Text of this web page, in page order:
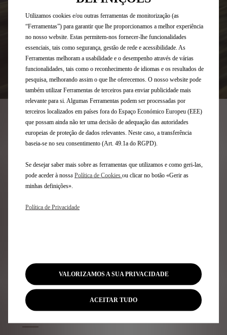
SERVIÇOS
PERSONALIZADOS
Utilizamos cookies e/ou outras ferramentas de monitorização (as
“Ferramentas”) para garantir que lhe proporcionamos a melhor experiência
no nosso website. Estas permitem-nos fornecer-lhe funcionalidades
essenciais, tais como segurança, gestão de rede e acessibilidade. As
Ferramentas melhoram a usabilidade e o desempenho através de várias
funcionalidades, tais como o reconhecimento de idiomas e os resultados de
pesquisa, melhorando assim o que lhe oferecemos. O nosso website pode
também utilizar Ferramentas de terceiros para enviar publicidade mais
relevante para si. Algumas Ferramentas podem ser processadas por
terceiros localizados em países fora do Espaço Económico Europeu (EEE)
que possam ainda não ter uma decisão de adequação das autoridades
europeias de proteção de dados relevantes. Neste caso, a transferência
baseia-se no seu consentimento (Art. 49.1a do RGPD).
Se desejar saber mais sobre as ferramentas que utilizamos e como geri-las,
pode aceder à nossa Política de Cookies ou clicar no botão «Gerir as
minhas definições».
Política de Privacidade
VALORIZAMOS A SUA PRIVACIDADE
ACEITAR TUDO